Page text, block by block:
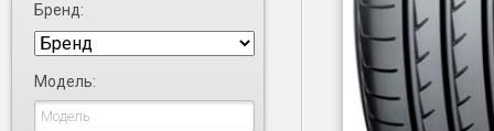
Бренд:
Модель: